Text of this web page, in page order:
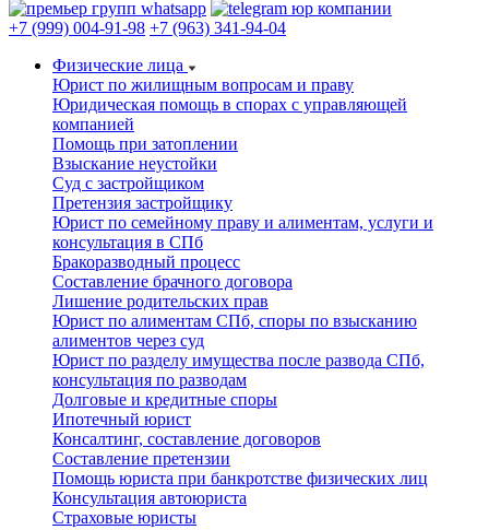
+7 (999) 004-91-98 +7 (963) 341-94-04
Физические лица
Юрист по жилищным вопросам и праву
Юридическая помощь в спорах с управляющей
компанией
Помощь при затоплении
Взыскание неустойки
Суд с застройщиком
Претензия застройщику
Юрист по семейному праву и алиментам, услуги и
консультация в СПб
Бракоразводный процесс
Составление брачного договора
Лишение родительских прав
Юрист по алиментам СПб, споры по взысканию
алиментов через суд
Юрист по разделу имущества после развода СПб,
консультация по разводам
Долговые и кредитные споры
Ипотечный юрист
Консалтинг, составление договоров
Составление претензии
Помощь юриста при банкротстве физических лиц
Консультация автоюриста
Страховые юристы